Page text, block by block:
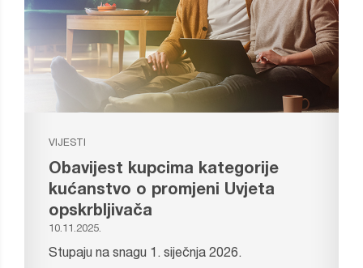
VIJESTI
Obavijest kupcima kategorije
kućanstvo o promjeni Uvjeta
opskrbljivača
10.11.2025.
Stupaju na snagu 1. siječnja 2026.